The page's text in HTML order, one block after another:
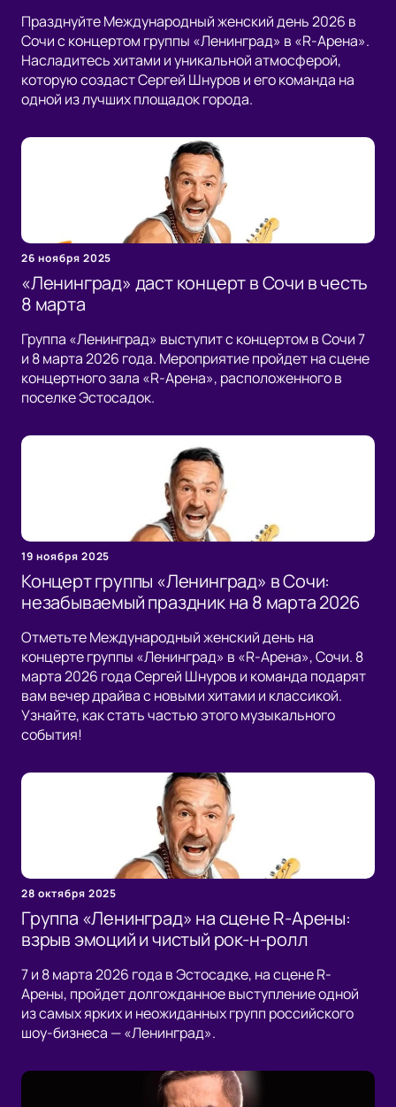
Празднуйте Международный женский день 2026 в
Сочи с концертом группы «Ленинград» в «R-Арена».
Насладитесь хитами и уникальной атмосферой,
которую создаст Сергей Шнуров и его команда на
одной из лучших площадок города.
26 ноября 2025
«Ленинград» даст концерт в Сочи в честь
8 марта
Группа «Ленинград» выступит с концертом в Сочи 7
и 8 марта 2026 года. Мероприятие пройдет на сцене
концертного зала «R-Арена», расположенного в
поселке Эстосадок.
19 ноября 2025
Концерт группы «Ленинград» в Сочи:
незабываемый праздник на 8 марта 2026
Отметьте Международный женский день на
концерте группы «Ленинград» в «R-Арена», Сочи. 8
марта 2026 года Сергей Шнуров и команда подарят
вам вечер драйва с новыми хитами и классикой.
Узнайте, как стать частью этого музыкального
события!
28 октября 2025
Группа «Ленинград» на сцене R-Арены:
взрыв эмоций и чистый рок-н-ролл
7 и 8 марта 2026 года в Эстосадке, на сцене R-
Арены, пройдет долгожданное выступление одной
из самых ярких и неожиданных групп российского
шоу-бизнеса — «Ленинград».